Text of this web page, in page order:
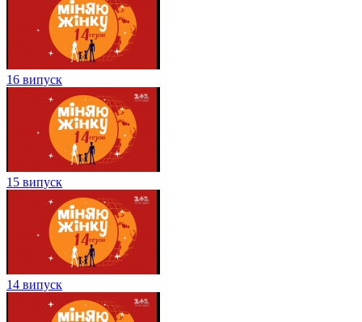
16 випуск
15 випуск
14 випуск